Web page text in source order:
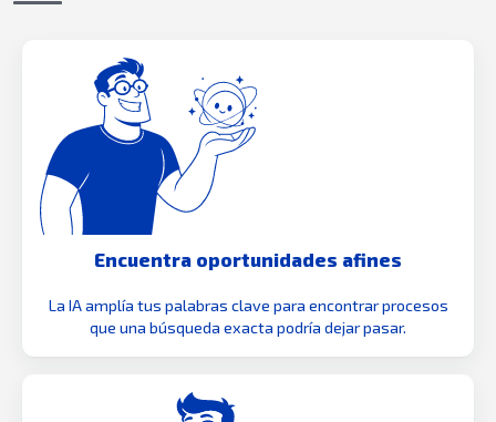
Encuentra oportunidades afines
La IA amplía tus palabras clave para encontrar procesos
que una búsqueda exacta podría dejar pasar.